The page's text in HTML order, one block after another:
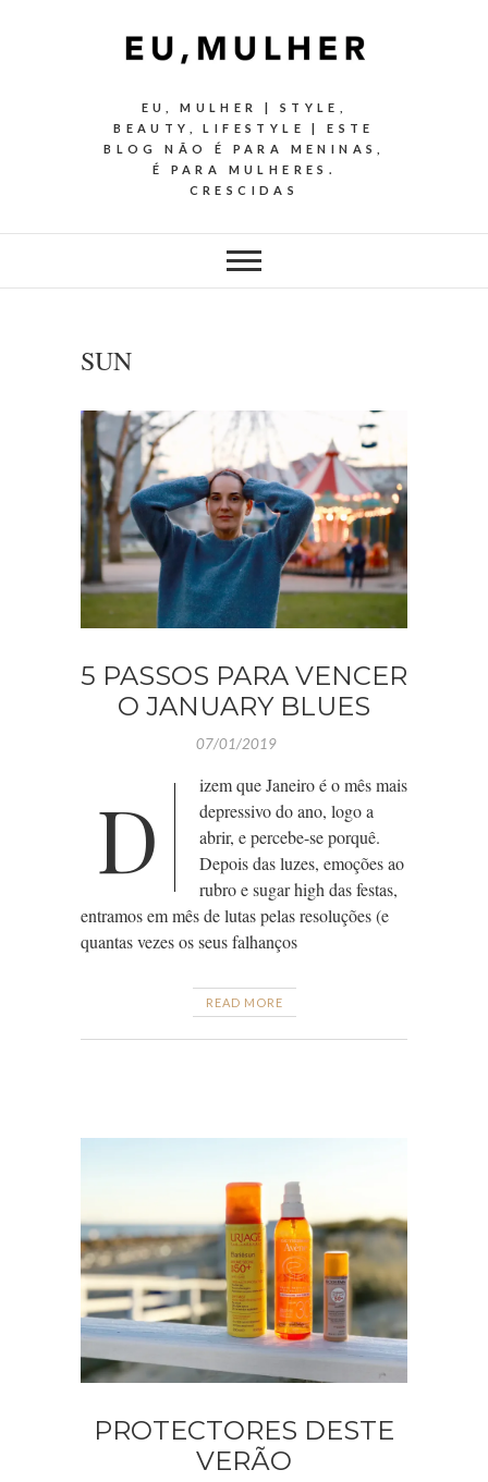
EU, MULHER | STYLE,
BEAUTY, LIFESTYLE | ESTE
BLOG NÃO É PARA MENINAS,
É PARA MULHERES.
CRESCIDAS
SUN
5 PASSOS PARA VENCER
O JANUARY BLUES
07/01/2019
D
izem que Janeiro é o mês mais
depressivo do ano, logo a
abrir, e percebe-se porquê.
Depois das luzes, emoções ao
rubro e sugar high das festas,
entramos em mês de lutas pelas resoluções (e
quantas vezes os seus falhanços
READ MORE
PROTECTORES DESTE
VERÃO